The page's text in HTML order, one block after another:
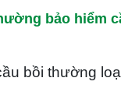
bảo hiểm
bồi thường